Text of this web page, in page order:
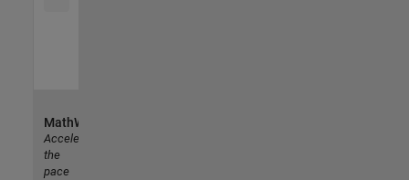
MathWorks
Accelerating
the
pace